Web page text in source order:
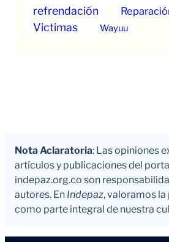
refrendación
Victimas
Wayuu
Nota Aclaratoria: Las opiniones
artículos y publicaciones del
indepaz.org.co son
autores. En Indepaz, valoramos
como parte integral de nuestra